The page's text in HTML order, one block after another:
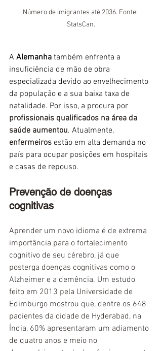
Número de imigrantes até 2036. Fonte:
StatsCan.
A Alemanha também enfrenta a
insuficiência de mão de obra
especializada devido ao envelhecimento
da população e a sua baixa taxa de
natalidade. Por isso, a procura por
profissionais qualificados na área da
saúde aumentou. Atualmente,
enfermeiros estão em alta demanda no
país para ocupar posições em hospitais
e casas de repouso.
Prevenção de doenças
cognitivas
Aprender um novo idioma é de extrema
importância para o fortalecimento
cognitivo de seu cérebro, já que
posterga doenças cognitivas como o
Alzheimer e a demência. Um estudo
feito em 2013 pela Universidade de
Edimburgo mostrou que, dentre os 648
pacientes da cidade de Hyderabad, na
Índia, 60% apresentaram um adiamento
de quatro anos e meio no